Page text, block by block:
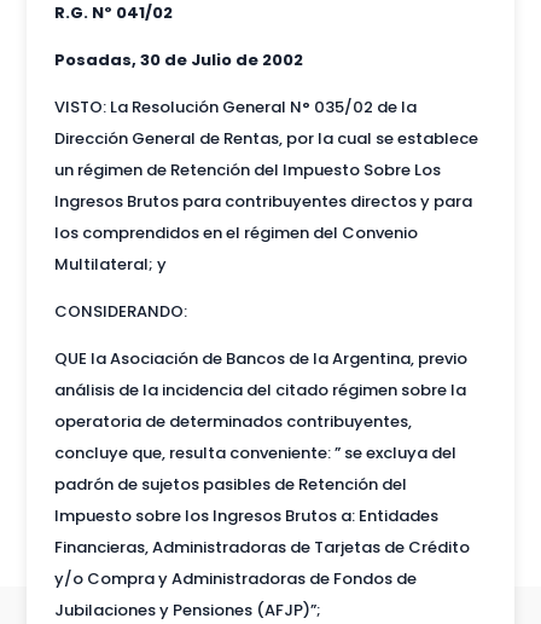
R.G. Nº 041/02
Posadas, 30 de Julio de 2002
VISTO: La Resolución General N° 035/02 de la
Dirección General de Rentas, por la cual se establece
un régimen de Retención del Impuesto Sobre Los
Ingresos Brutos para contribuyentes directos y para
los comprendidos en el régimen del Convenio
Multilateral; y
CONSIDERANDO:
QUE la Asociación de Bancos de la Argentina, previo
análisis de la incidencia del citado régimen sobre la
operatoria de determinados contribuyentes,
concluye que, resulta conveniente: ” se excluya del
padrón de sujetos pasibles de Retención del
Impuesto sobre los Ingresos Brutos a: Entidades
Financieras, Administradoras de Tarjetas de Crédito
y/o Compra y Administradoras de Fondos de
Jubilaciones y Pensiones (AFJP)”;